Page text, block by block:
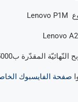
المقدّرة ب15000 د نقدا
صفحة الفايسبوك